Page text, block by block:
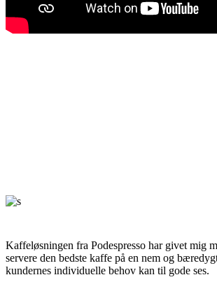
Kaffeløsningen fra Podespresso har givet mig
servere den bedste kaffe på en nem og
kundernes individuelle behov kan til gode ses.